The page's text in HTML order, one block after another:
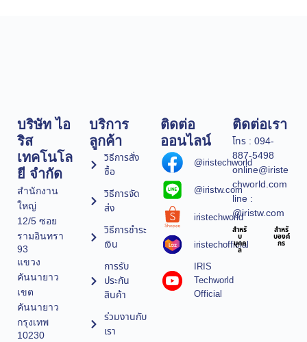
บริษัท ไอ
ริส
เทคโนโล
ยี จำกัด
สำนักงาน
ใหญ่
12/5 ซอย
รามอินทรา
93
แขวง
คันนายาว
เขต
คันนายาว
กรุงเทพ
10230
บริการ
ลูกค้า
วิธีการสั่ง
ซื้อ
วิธีการจัด
ส่ง
วิธีการชำระ
เงิน
การรับ
ประกัน
สินค้า
ร่วมงานกับ
เรา
ติดต่อ
ออนไลน์
@iristechworld
@iristw.com
iristechworld
iristechofficial
IRIS
Techworld
Official
ติดต่อเรา
โทร : 094-
887-5498
online@iriste
chworld.com
line :
@iristw.com
สำหรั
บ
บุคค
ล
สำหรั
บองค์
กร